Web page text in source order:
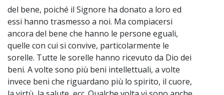
del bene, poiché il Signore ha donato a loro ed
essi hanno trasmesso a noi. Ma compiacersi
ancora del bene che hanno le persone eguali,
quelle con cui si convive, particolarmente le
sorelle. Tutte le sorelle hanno ricevuto da Dio dei
beni. A volte sono più beni intellettuali, a volte
invece beni che riguardano più lo spirito, il cuore,